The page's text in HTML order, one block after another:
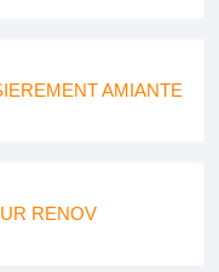
AMIANTE
RENOV